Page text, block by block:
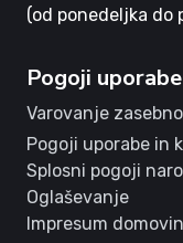
(od ponedeljka do
Pogoji uporabe
Varovanje
Pogoji uporabe in
Splosni pogoji
Oglaševanje
Impresum